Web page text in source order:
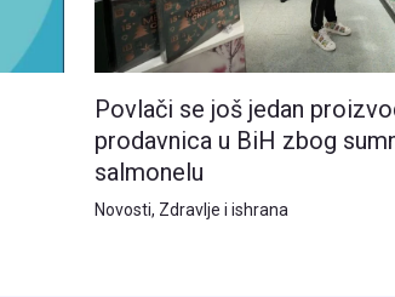
Povlači se još jedan
prodavnica u BiH zbog
salmonelu
Novosti, Zdravlje i ishrana